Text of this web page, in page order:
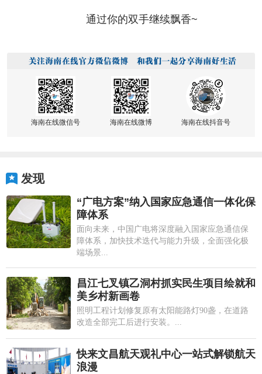
通过你的双手继续飘香~
海南在线微信号 海南在线微博 海南在线抖音号
发现
“广电方案”纳入国家应急通信一体化保
障体系
面向未来，中国广电将深度融入国家应急通信保
障体系，加快技术迭代与能力升级，全面强化极
端场景...
昌江七叉镇乙洞村抓实民生项目绘就和
美乡村新画卷
照明工程计划修复原有太阳能路灯90盏，在道路
改造全部完工后进行安装。...
快来文昌航天观礼中心一站式解锁航天
浪漫